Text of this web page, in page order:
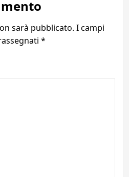
sarà pubblicato. I campi
*